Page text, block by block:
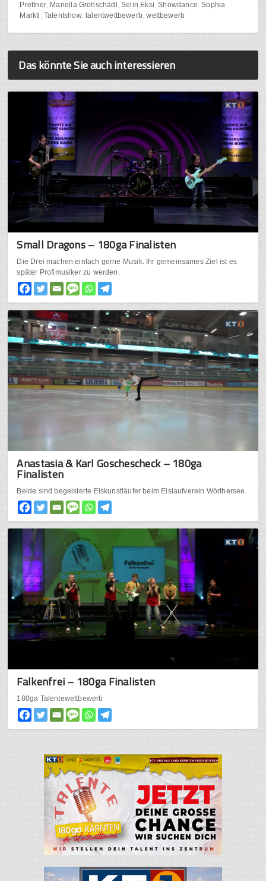
Prettner Mariella Grohschädl Selin Eksi Showdance Sophia
Marktl
Talentshow talentwettbewerb wettbewerb
Das könnte Sie auch interessieren
Small Dragons – 180ga Finalisten
Die Drei machen einfach gerne Musik. Ihr gemeinsames Ziel ist es
später Profimusiker zu werden.
Anastasia & Karl Goschescheck – 180ga
Finalisten
Beide sind begeisterte Eiskunstläufer beim Eislaufverein Wörthersee.
Falkenfrei – 180ga Finalisten
180ga Talentewettbewerb